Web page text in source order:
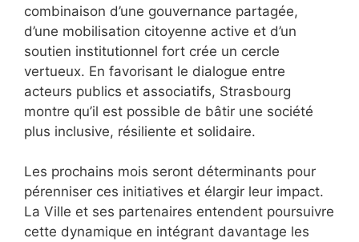
combinaison d’une gouvernance partagée,
d’une mobilisation citoyenne active et d’un
soutien institutionnel fort crée un cercle
vertueux. En favorisant le dialogue entre
acteurs publics et associatifs, Strasbourg
montre qu’il est possible de bâtir une société
plus inclusive, résiliente et solidaire.
Les prochains mois seront déterminants pour
pérenniser ces initiatives et élargir leur impact.
La Ville et ses partenaires entendent poursuivre
cette dynamique en intégrant davantage les